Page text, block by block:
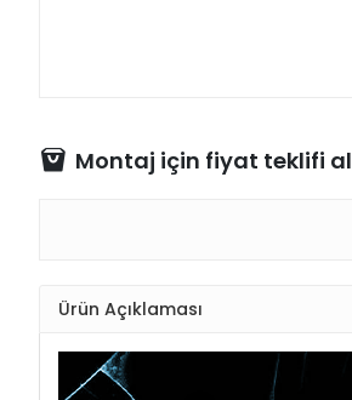
Montaj için fiyat teklifi al
Ürün Açıklaması